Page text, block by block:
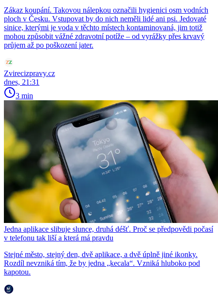
Zákaz koupání. Takovou nálepkou označili hygienici osm vodních
ploch v Česku. Vstupovat by do nich neměli lidé ani psi. Jedovaté
sinice, kterými je voda v těchto místech kontaminovaná, jim totiž
mohou způsobit vážné zdravotní potíže – od vyrážky přes krvavý
průjem až po poškození jater.
Zvirecizpravy.cz
dnes, 21:31
3 min
Jedna aplikace slibuje slunce, druhá déšť. Proč se předpovědi počasí
v telefonu tak liší a která má pravdu
Stejné město, stejný den, dvě aplikace, a dvě úplně jiné ikonky.
Rozdíl nevzniká tím, že by jedna „kecala“. Vzniká hluboko pod
kapotou.